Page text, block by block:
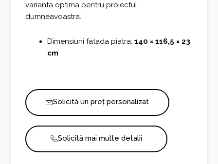
varianta optima pentru proiectul
dumneavoastra.
Dimensiuni fatada piatra:140 × 116,5 × 23
cm
Solicită un preț personalizat
Solicită mai multe detalii